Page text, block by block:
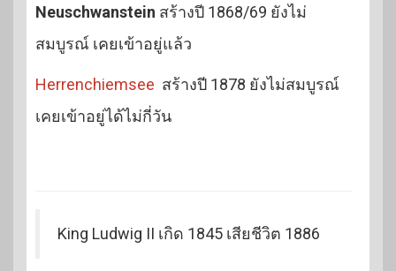
Neuschwanstein สร้างปี 1868/69 ยังไม่
สมบูรณ์ เคยเข้าอยู่แล้ว
Herrenchiemsee สร้างปี 1878 ยังไม่สมบูรณ์
เคยเข้าอยู่ได้ไม่กี่วัน
King Ludwig II เกิด 1845 เสียชีวิต 1886